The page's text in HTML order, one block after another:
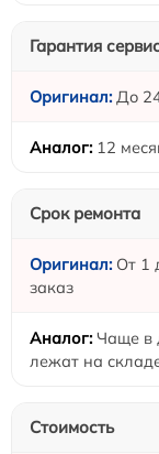
Гарантия
До
12
Срок ремонта
От 1
заказ
Чаще в
лежат на
Стоимость